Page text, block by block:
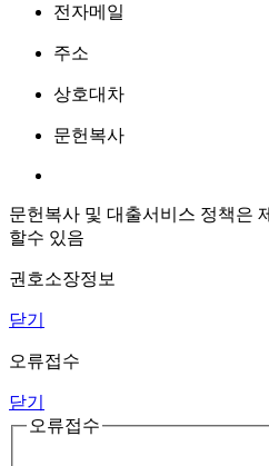
전자메일
주소
상호대차
문헌복사
문헌복사 및 대출서비스 정책은
할수 있음
권호소장정보
닫기
오류접수
닫기
오류접수